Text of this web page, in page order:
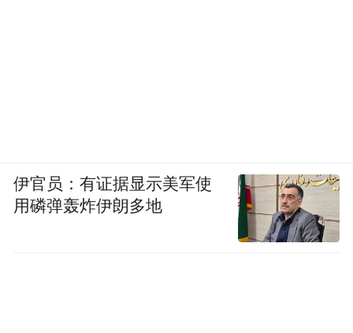
伊官员：有证据显示美军使
用磷弹轰炸伊朗多地